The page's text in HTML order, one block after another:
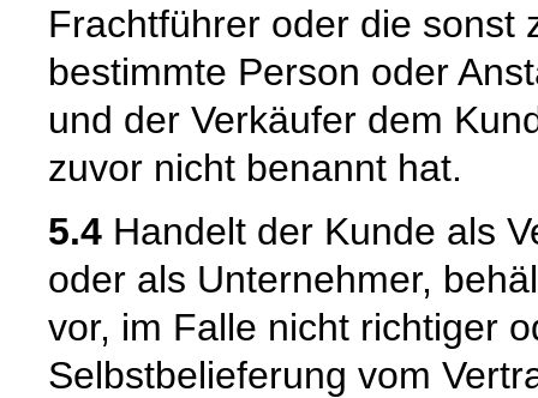
Frachtführer oder die sonst
bestimmte Person oder
und der Verkäufer dem
zuvor nicht benannt hat.
5.4 Handelt der Kunde als
oder als Unternehmer,
vor, im Falle nicht richtiger
Selbstbelieferung vom